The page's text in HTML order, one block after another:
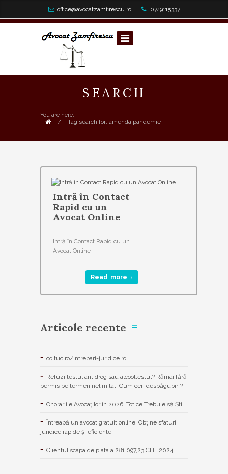
office@avocatzamfirescu.ro 0749115337
SEARCH
You are here:
/ Tag search for: amenda pandemie
Intră în Contact
Rapid cu un
Avocat Online
Intră în Contact Rapid cu un
Avocat Online
Read more ›
Articole recente
coltuc.ro/intrebari-juridice.ro
Refuzi testul antidrog sau alcooltestul? Rămâi fără
permis pe termen nelimitat! Cum ceri despăgubiri?
Onorariile Avocaților în 2026: Tot ce Trebuie să Știi
Întreabă un avocat gratuit online: Obține sfaturi
juridice rapide și eficiente
Clientul scapa de plata a 281.097,23 CHF.2024